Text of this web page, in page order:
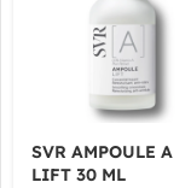
SVR AMPOULE A
LIFT 30 ML